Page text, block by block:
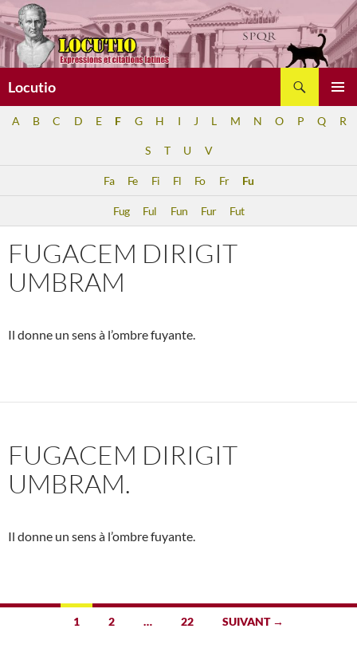
Aller
au
contenu
Locutio
A B C D E F G H I J L M N O P Q R
S T U V
Fa Fe Fi Fl Fo Fr Fu
Fug Ful Fun Fur Fut
FUGACEM DIRIGIT
UMBRAM
Il donne un sens à l’ombre fuyante.
FUGACEM DIRIGIT
UMBRAM.
Il donne un sens à l’ombre fuyante.
Navigation
1 2 … 22 SUIVANT →